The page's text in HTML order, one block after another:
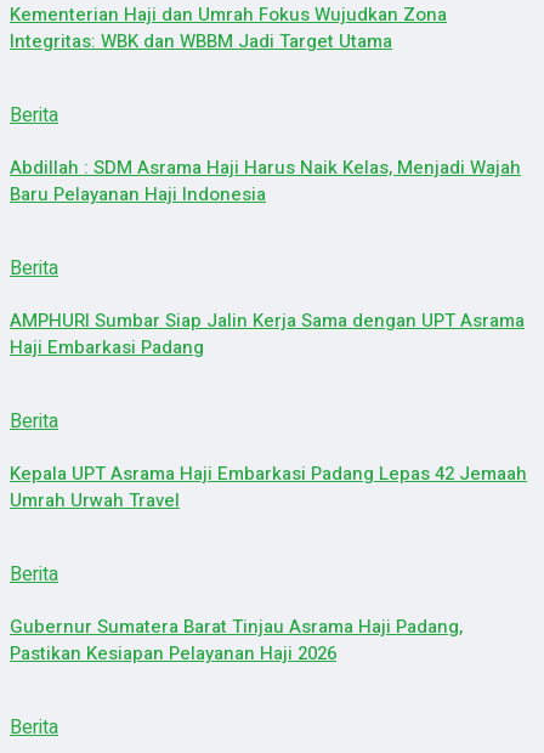
Kementerian Haji dan Umrah Fokus Wujudkan Zona
Integritas: WBK dan WBBM Jadi Target Utama
Berita
Abdillah : SDM Asrama Haji Harus Naik Kelas, Menjadi Wajah
Baru Pelayanan Haji Indonesia
Berita
AMPHURI Sumbar Siap Jalin Kerja Sama dengan UPT Asrama
Haji Embarkasi Padang
Berita
Kepala UPT Asrama Haji Embarkasi Padang Lepas 42 Jemaah
Umrah Urwah Travel
Berita
Gubernur Sumatera Barat Tinjau Asrama Haji Padang,
Pastikan Kesiapan Pelayanan Haji 2026
Berita